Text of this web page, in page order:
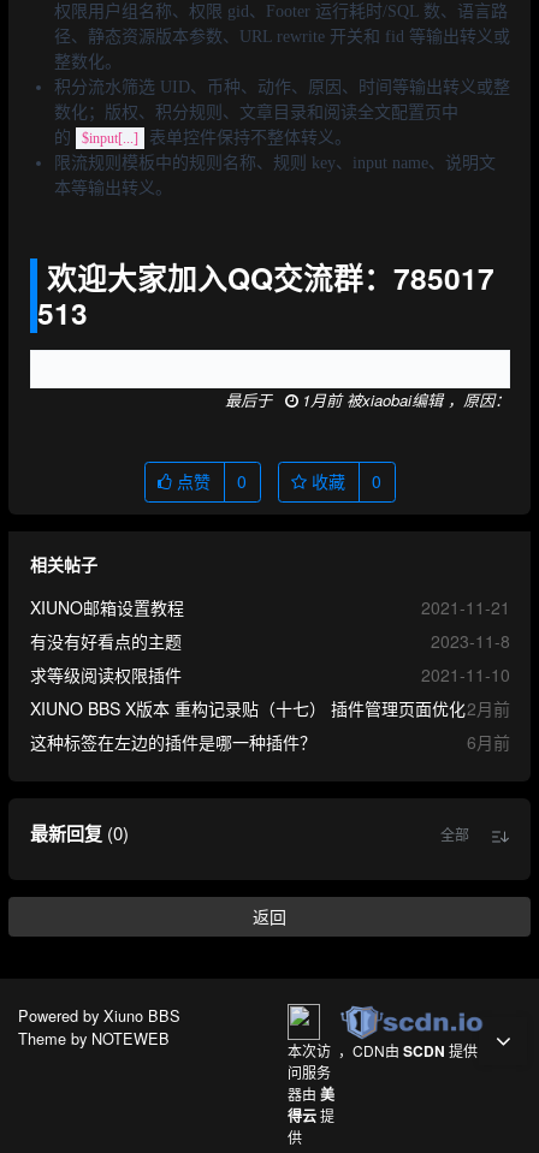
权限用户组名称、权限 gid、Footer 运行耗时/SQL 数、语言路
径、静态资源版本参数、URL rewrite 开关和 fid 等输出转义或
整数化。
积分流水筛选 UID、币种、动作、原因、时间等输出转义或整
数化；版权、积分规则、文章目录和阅读全文配置页中
的
$input[...]
表单控件保持不整体转义。
限流规则模板中的规则名称、规则 key、input name、说明文
本等输出转义。
欢迎大家加入QQ交流群：785017
513
最后于 1月前 被xiaobai编辑 ，原因：
点赞 0 收藏 0
相关帖子
XIUNO邮箱设置教程
2021-11-21
有没有好看点的主题
2023-11-8
求等级阅读权限插件
2021-11-10
XIUNO BBS X版本 重构记录贴（十七） 插件管理页面优化2月前
这种标签在左边的插件是哪一种插件？
6月前
最新回复(0) 全部
返回
Powered by Xiuno BBS
Theme by NOTEWEB
本次访
问服务
器由 美
得云提
供
，CDN由SCDN 提供